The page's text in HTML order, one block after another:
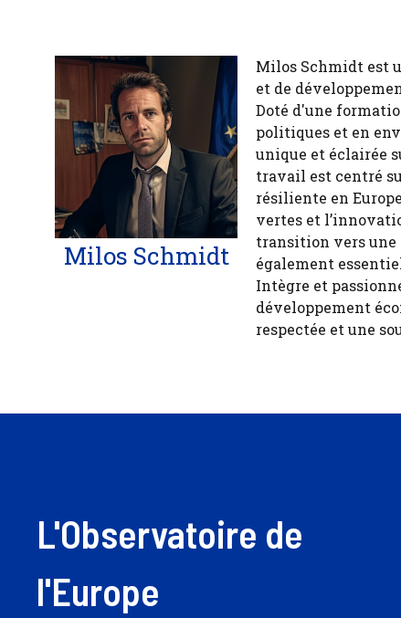
Milos Schmidt
Milos Schmidt est
et de
Doté d'une
politiques et en
unique et éclairée
travail est centré
résiliente en
vertes et
transition vers une
également
Intègre et
développement
respectée et une
L'Observatoire de
l'Europe